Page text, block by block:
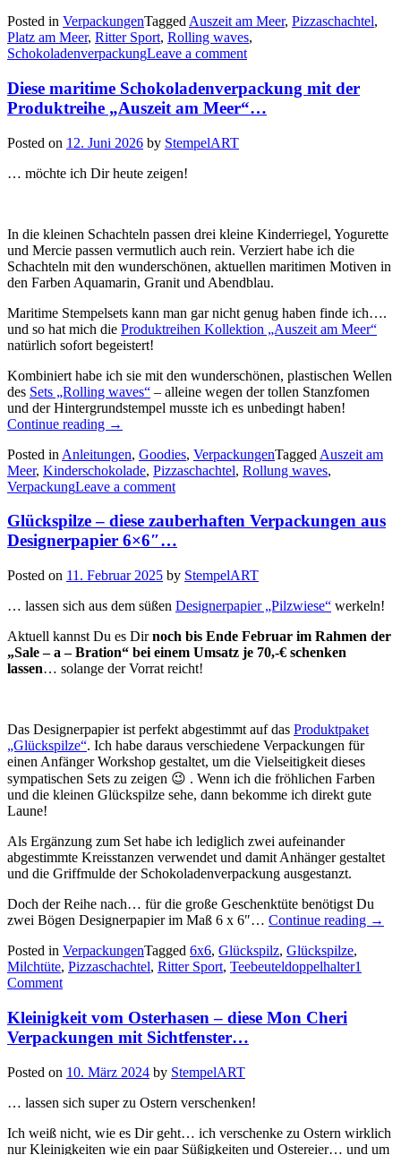
Posted in VerpackungenTagged Auszeit am Meer, Pizzaschachtel,
Platz am Meer, Ritter Sport, Rolling waves,
SchokoladenverpackungLeave a comment
Diese maritime Schokoladenverpackung mit der
Produktreihe „Auszeit am Meer“…
Posted on 12. Juni 2026 by StempelART
… möchte ich Dir heute zeigen!
In die kleinen Schachteln passen drei kleine Kinderriegel, Yogurette
und Mercie passen vermutlich auch rein. Verziert habe ich die
Schachteln mit den wunderschönen, aktuellen maritimen Motiven in
den Farben Aquamarin, Granit und Abendblau.
Maritime Stempelsets kann man gar nicht genug haben finde ich….
und so hat mich die Produktreihen Kollektion „Auszeit am Meer“
natürlich sofort begeistert!
Kombiniert habe ich sie mit den wunderschönen, plastischen Wellen
des Sets „Rolling waves“ – alleine wegen der tollen Stanzfomen
und der Hintergrundstempel musste ich es unbedingt haben!
Continue reading „Diese
Schokoladenverpackung
mit
der
„Auszeit
am
Meer“…“
→
Posted in Anleitungen, Goodies, VerpackungenTagged Auszeit am
Meer, Kinderschokolade, Pizzaschachtel, Rollung waves,
VerpackungLeave a comment
Glückspilze – diese zauberhaften Verpackungen aus
Designerpapier 6×6″…
Posted on 11. Februar 2025 by StempelART
… lassen sich aus dem süßen Designerpapier „Pilzwiese“ werkeln!
Aktuell kannst Du es Dirnoch bis Ende Februar im Rahmen der
„Sale – a – Bration“ bei einem Umsatz je 70,-€ schenken
lassen… solange der Vorrat reicht!
Das Designerpapier ist perfekt abgestimmt auf das Produktpaket
„Glückspilze“. Ich habe daraus verschiedene Verpackungen für
einen Anfänger Workshop gestaltet, um die Vielseitigkeit dieses
sympatischen Sets zu zeigen 😉 . Wenn ich die fröhlichen Farben
und die kleinen Glückspilze sehe, dann bekomme ich direkt gute
Laune!
Als Ergänzung zum Set habe ich lediglich zwei aufeinander
abgestimmte Kreisstanzen verwendet und damit Anhänger gestaltet
und die Griffmulde der Schokoladenverpackung ausgestanzt.
Doch der Reihe nach… für die große Geschenktüte benötigst Du
zwei Bögen Designerpapier im Maß 6 x 6″… Continue reading →
Posted in VerpackungenTagged 6x6, Glückspilz, Glückspilze,
Milchtüte, Pizzaschachtel, Ritter Sport, Teebeuteldoppelhalter1
Comment
Kleinigkeit vom Osterhasen – diese Mon Cheri
Verpackungen mit Sichtfenster…
Posted on 10. März 2024 by StempelART
… lassen sich super zu Ostern verschenken!
Ich weiß nicht, wie es Dir geht… ich verschenke zu Ostern wirklich
nur Kleinigkeiten wie ein paar Süßigkeiten und Ostereier… und um